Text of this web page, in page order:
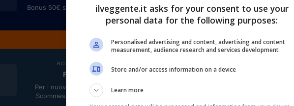
Bonus 50€ senza deposito sport + fino a 50€ di bonus
rimborso sul primo deposito
VERIFICA
Mostra Informazioni
BONUS BENVENUTO GOLDBET: 2.050€
Fino a 2050€ sport e casino
Per i nuovi registrati: 100% fino a 2.000€ in Bonus
Scommesse + 50% del primo deposito fino a 50€
2050€
ilveggente.it asks for your consent to use your
personal data for the following purposes:
Personalised advertising and content, advertising and content
measurement, audience research and services development
Store and/or access information on a device
Learn more